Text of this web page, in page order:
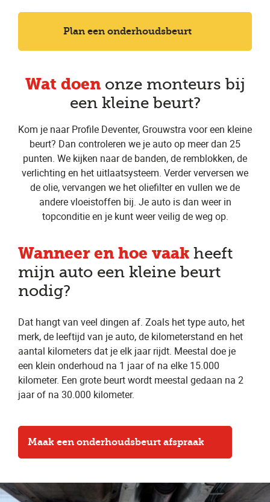
Plan een onderhoudsbeurt
Wat doen onze monteurs bij
een kleine beurt?
Kom je naar Profile Deventer, Grouwstra voor een kleine
beurt? Dan controleren we je auto op meer dan 25
punten. We kijken naar de banden, de remblokken, de
verlichting en het uitlaatsysteem. Verder verversen we
de olie, vervangen we het oliefilter en vullen we de
andere vloeistoffen bij. Je auto is dan weer in
topconditie en je kunt weer veilig de weg op.
Wanneer en hoe vaak heeft
mijn auto een kleine beurt
nodig?
Dat hangt van veel dingen af. Zoals het type auto, het
merk, de leeftijd van je auto, de kilometerstand en het
aantal kilometers dat je elk jaar rijdt. Meestal doe je
een klein onderhoud na 1 jaar of na elke 15.000
kilometer. Een grote beurt wordt meestal gedaan na 2
jaar of na 30.000 kilometer.
Maak een onderhoudsbeurt afspraak